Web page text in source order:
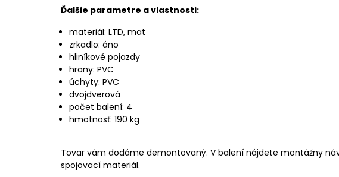
Ďalšie parametre a vlastnosti:
materiál: LTD, mat
zrkadlo: áno
hliníkové pojazdy
hrany: PVC
úchyty: PVC
dvojdverová
počet balení: 4
hmotnosť: 190 kg
Tovar vám dodáme demontovaný. V balení nájdete montážny
spojovací materiál.